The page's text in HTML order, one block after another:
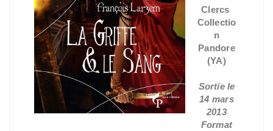
Clercs
Collectio
n
Pandore
(YA)
Sortie le
14 mars
2013
Format